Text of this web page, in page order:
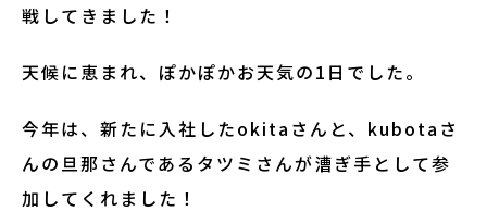
戦してきました！
天候に恵まれ、ぽかぽかお天気の1日でした。
今年は、新たに入社したokitaさんと、kubotaさ
んの旦那さんであるタツミさんが漕ぎ手として参
加してくれました！